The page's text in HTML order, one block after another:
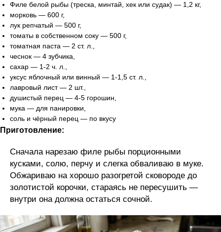
Филе белой рыбы (треска, минтай, хек или судак) — 1,2 кг,
морковь — 600 г,
лук репчатый — 500 г,
томаты в собственном соку — 500 г,
томатная паста — 2 ст. л.,
чеснок — 4 зубчика,
сахар — 1-2 ч. л.,
уксус яблочный или винный — 1-1,5 ст. л.,
лавровый лист — 2 шт.,
душистый перец — 4-5 горошин,
мука — для панировки,
соль и чёрный перец — по вкусу
Приготовление:
Сначала нарезаю филе рыбы порционными
кусками, солю, перчу и слегка обваливаю в муке.
Обжариваю на хорошо разогретой сковороде до
золотистой корочки, стараясь не пересушить —
внутри она должна остаться сочной.